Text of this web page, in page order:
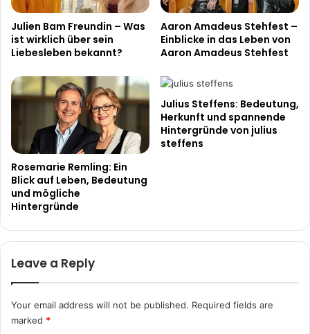
Julien Bam Freundin – Was
ist wirklich über sein
Liebesleben bekannt?
Aaron Amadeus Stehfest –
Einblicke in das Leben von
Aaron Amadeus Stehfest
Rosemarie Remling: Ein
Blick auf Leben, Bedeutung
und mögliche
Hintergründe
Julius Steffens: Bedeutung,
Herkunft und spannende
Hintergründe von julius
steffens
Leave a Reply
Your email address will not be published. Required fields are
marked *